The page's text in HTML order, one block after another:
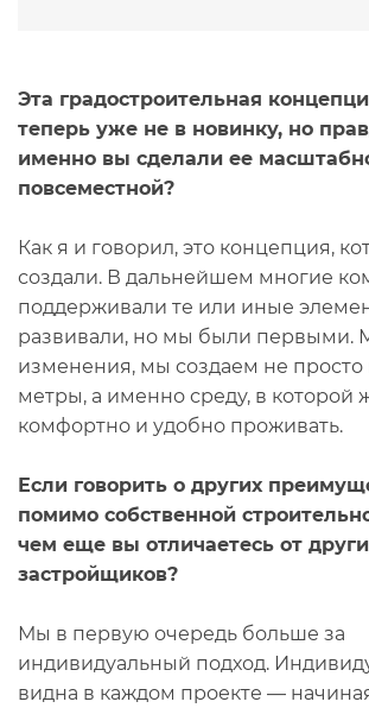
Эта градостроительная
теперь уже не в новинку, но
именно вы сделали ее
повсеместной?
Как я и говорил, это концепция,
создали. В дальнейшем многие
поддерживали те или иные
развивали, но мы были первыми.
изменения, мы создаем не просто
метры, а именно среду, в которой
комфортно и удобно проживать.
Если говорить о других
помимо собственной
чем еще вы отличаетесь от
застройщиков?
Мы в первую очередь больше за
индивидуальный подход.
видна в каждом проекте —